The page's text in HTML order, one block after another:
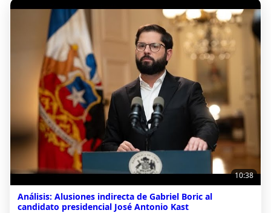
10:38
Análisis: Alusiones indirecta de Gabriel Boric al
candidato presidencial José Antonio Kast